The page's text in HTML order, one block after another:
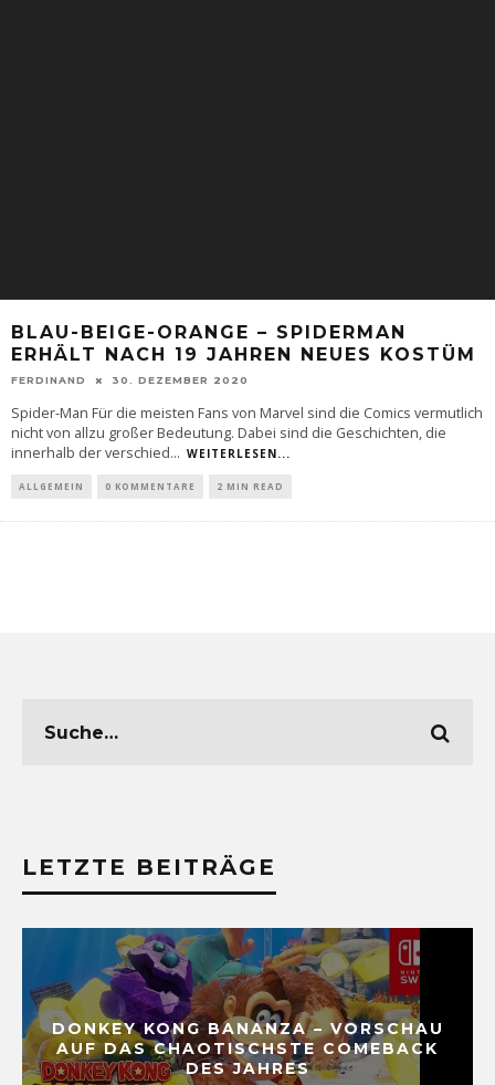
BLAU-BEIGE-ORANGE – SPIDERMAN
ERHÄLT NACH 19 JAHREN NEUES KOSTÜM
FERDINAND 30. DEZEMBER 2020
Spider-Man Für die meisten Fans von Marvel sind die Comics vermutlich
nicht von allzu großer Bedeutung. Dabei sind die Geschichten, die
innerhalb der verschied... WEITERLESEN...
ALLGEMEIN 0 KOMMENTARE 2 MIN READ
LETZTE BEITRÄGE
DONKEY KONG BANANZA – VORSCHAU
AUF DAS CHAOTISCHSTE COMEBACK
DES JAHRES